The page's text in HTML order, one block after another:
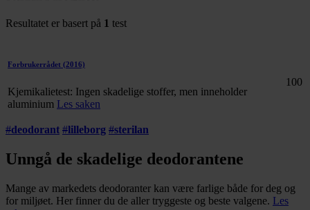
Resultatet er basert på 1 test
Forbrukerrådet (2016)
Kjemikalietest: Ingen skadelige stoffer, men inneholder
aluminium Les saken
100
#deodorant #lilleborg #sterilan
Unngå de skadelige deodorantene
Mange av markedets deodoranter kan være farlige både for deg og
for miljøet. Her finner du de aller tryggeste og beste valgene. Les